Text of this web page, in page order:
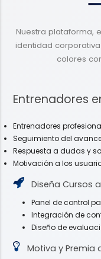
Nuestra plataforma,
identidad
colores
Entrenadores
Entrenadores
Seguimiento del
Respuesta a dudas y
Motivación a los
Diseña Cursos
Panel de control
Integración de
Diseño de
Motiva y Premia